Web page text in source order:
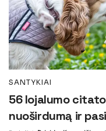
SANTYKIAI
56 lojalumo
nuoširdumą ir